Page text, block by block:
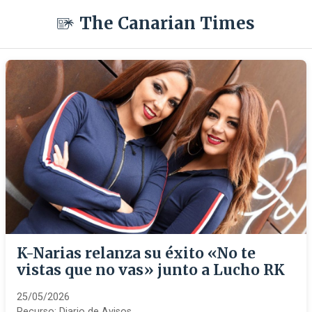
The Canarian Times
K-Narias relanza su éxito «No te
vistas que no vas» junto a Lucho RK
25/05/2026